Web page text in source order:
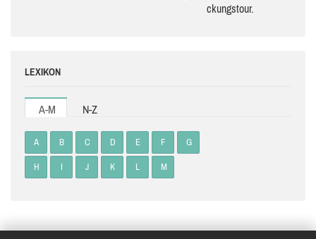
ckungs­tour.
LEXIKON
A-M N-Z
A B C D E F G
H I J K L M